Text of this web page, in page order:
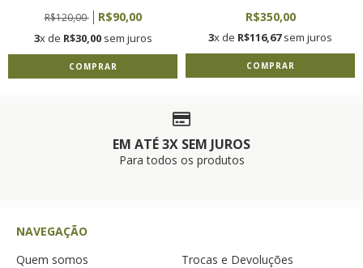
R$120,00 R$90,00
3x de R$30,00sem juros
COMPRAR
R$350,00
3x de R$116,67sem juros
COMPRAR
EM ATÉ 3X SEM JUROS
Para todos os produtos
NAVEGAÇÃO
Quem somos
Trocas e Devoluções